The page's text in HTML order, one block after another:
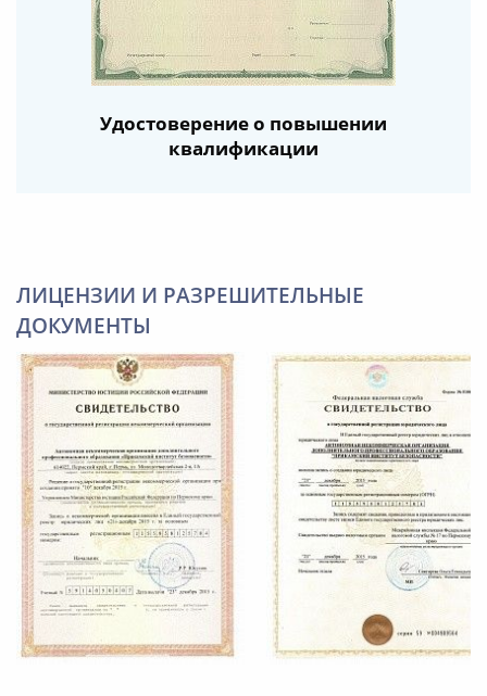
Удостоверение о повышении
квалификации
ЛИЦЕНЗИИ И РАЗРЕШИТЕЛЬНЫЕ
ДОКУМЕНТЫ